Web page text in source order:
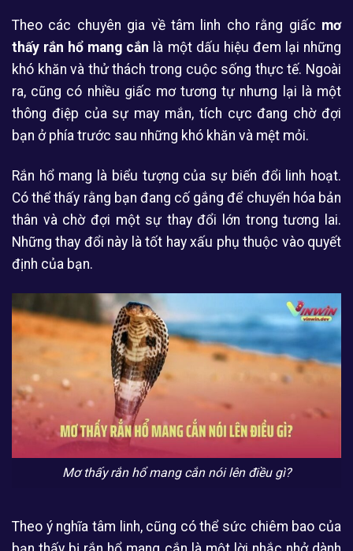
Theo các chuyên gia về tâm linh cho rằng giấc mơ
thấy rắn hổ mang cắn là một dấu hiệu đem lại những
khó khăn và thử thách trong cuộc sống thực tế. Ngoài
ra, cũng có nhiều giấc mơ tương tự nhưng lại là một
thông điệp của sự may mắn, tích cực đang chờ đợi
bạn ở phía trước sau những khó khăn và mệt mỏi.
Rắn hổ mang là biểu tượng của sự biến đổi linh hoạt.
Có thể thấy rằng bạn đang cố gắng để chuyển hóa bản
thân và chờ đợi một sự thay đổi lớn trong tương lai.
Những thay đổi này là tốt hay xấu phụ thuộc vào quyết
định của bạn.
Mơ thấy rắn hổ mang cắn nói lên điều gì?
Theo ý nghĩa tâm linh, cũng có thể sức chiêm bao của